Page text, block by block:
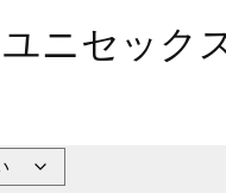
ニセッ